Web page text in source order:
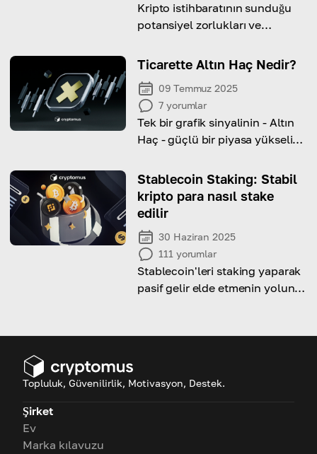
Kripto istihbaratının sunduğu
potansiyel zorlukları ve
inceleyerek rakiplerinizin önüne
Ticarette Altın Haç Nedir?
09 Temmuz 2025
7 yorumlar
Tek bir grafik sinyalinin - Altın
Haç - güçlü bir piyasa yükseliş
ortaya çıkarabileceğini keşfedin.
Stablecoin Staking: Stabil
kripto para nasıl stake
edilir
30 Haziran 2025
111 yorumlar
Stablecoin'leri staking yaparak
pasif gelir elde etmenin yolunu
Topluluk, Güvenilirlik, Motivasyon, Destek.
Şirket
Ev
Marka kılavuzu